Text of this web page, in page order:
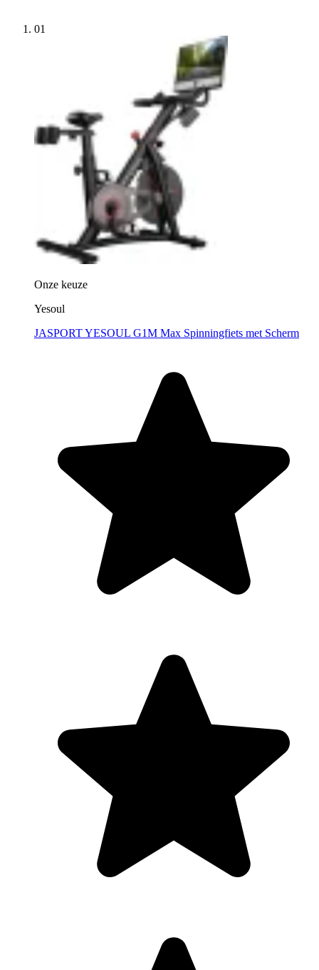
01
Onze keuze
Yesoul
JASPORT YESOUL G1M Max Spinningfiets met Scherm